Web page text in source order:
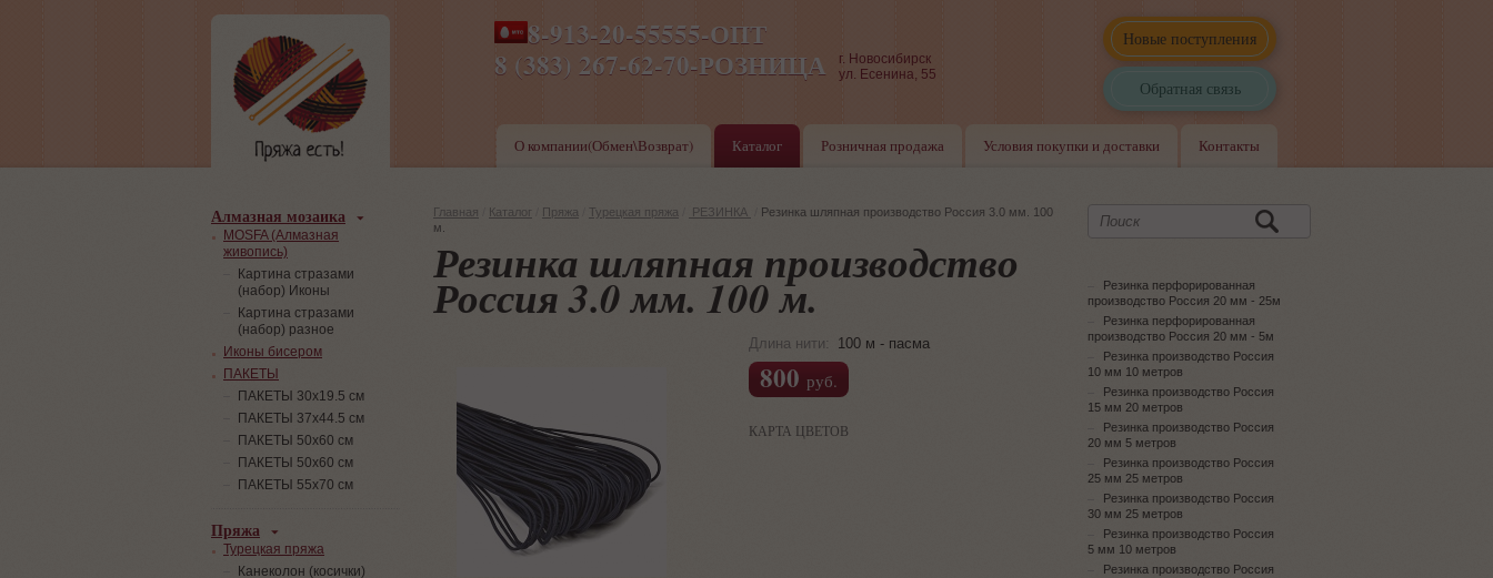
Новые поступления
Обратная связь
8-913-20-55555-ОПТ
8 (383) 267-62-70-РОЗНИЦА
ПН-ПТ 8-17,СБ-ВС 9-17
г. Новосибирск
ул. Есенина, 55
О компании(Обмен\Возврат) Каталог Розничная продажа Условия покупки и доставки Контакты
Главная Каталог Пряжа Турецкая пряжа PЕЗИНКА
Резинка шляпная производство Россия 3.0 мм. 100
м.
Резинка шляпная производство
Россия 3.0 мм. 100 м.
Длина нити: 100 м - пасма
800 руб.
КАРТА ЦВЕТОВ
Алмазная мозаика
MOSFA (Алмазная
живопись)
Картина стразами
(набор) Иконы
Картина стразами
(набор) разное
Иконы бисером
ПАКЕТЫ
ПАКЕТЫ 30х19.5 см
ПАКЕТЫ 37х44.5 см
ПАКЕТЫ 50х60 см
ПАКЕТЫ 50х60 см
ПАКЕТЫ 55х70 см
Пряжа
Турецкая пряжа
Канеколон (косички)
Резинка перфорированная
производство Россия 20 мм - 25м
Резинка перфорированная
производство Россия 20 мм - 5м
Резинка производство Россия
10 мм 10 метров
Резинка производство Россия
15 мм 20 метров
Резинка производство Россия
20 мм 5 метров
Резинка производство Россия
25 мм 25 метров
Резинка производство Россия
30 мм 25 метров
Резинка производство Россия
5 мм 10 метров
Резинка производство Россия